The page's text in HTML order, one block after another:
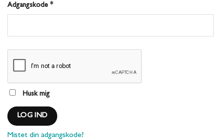
Adgangskode *Påkrævet
Husk mig
LOG IND
Mistet din adgangskode?